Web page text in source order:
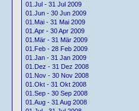
01.Jul - 31 Jul 2009
01.Jun - 30 Jun 2009
01.Mai - 31 Mai 2009
01.Apr - 30 Apr 2009
01.Mär - 31 Mär 2009
01.Feb - 28 Feb 2009
01.Jan - 31 Jan 2009
01.Dez - 31 Dez 2008
01.Nov - 30 Nov 2008
01.Okt - 31 Okt 2008
01.Sep - 30 Sep 2008
01.Aug - 31 Aug 2008